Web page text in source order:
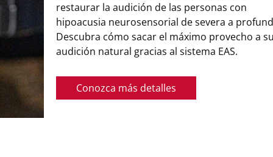
restaurar la audición de las personas con
hipoacusia neurosensorial de severa a
Descubra cómo sacar el máximo provecho a
audición natural gracias al sistema EAS.
Conozca más detalles